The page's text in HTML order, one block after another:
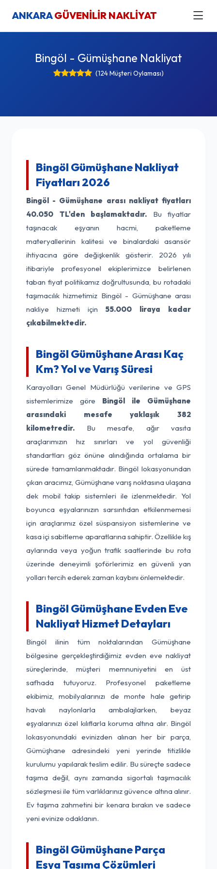
ANKARAGÜVENİLİR NAKLİYAT
Bingöl - Gümüşhane Nakliyat
(124 Müşteri Oylaması)
Bingöl Gümüşhane Nakliyat
Fiyatları 2026
Bingöl - Gümüşhane arası nakliyat fiyatları
40.050 TL'den başlamaktadır. Bu fiyatlar
taşınacak eşyanın hacmi, paketleme
materyallerinin kalitesi ve binalardaki asansör
ihtiyacına göre değişkenlik gösterir. 2026 yılı
itibariyle profesyonel ekiplerimizce belirlenen
taban fiyat politikamız doğrultusunda, bu rotadaki
taşımacılık hizmetimiz Bingöl - Gümüşhane arası
nakliye hizmeti için55.000 liraya kadar
çıkabilmektedir.
Bingöl Gümüşhane Arası Kaç
Km? Yol ve Varış Süresi
Karayolları Genel Müdürlüğü verilerine ve GPS
sistemlerimize göre Bingöl ile Gümüşhane
arasındaki mesafe yaklaşık 382
kilometredir. Bu mesafe, ağır vasıta
araçlarımızın hız sınırları ve yol güvenliği
standartları göz önüne alındığında ortalama bir
sürede tamamlanmaktadır. Bingöl lokasyonundan
çıkan aracımız, Gümüşhane varış noktasına ulaşana
dek mobil takip sistemleri ile izlenmektedir. Yol
boyunca eşyalarınızın sarsıntıdan etkilenmemesi
için araçlarımız özel süspansiyon sistemlerine ve
kasa içi sabitleme aparatlarına sahiptir. Özellikle kış
aylarında veya yoğun trafik saatlerinde bu rota
üzerinde deneyimli şoförlerimiz en güvenli yan
yolları tercih ederek zaman kaybını önlemektedir.
Bingöl Gümüşhane Evden Eve
Nakliyat Hizmet Detayları
Bingöl ilinin tüm noktalarından Gümüşhane
bölgesine gerçekleştirdiğimiz evden eve nakliyat
süreçlerinde, müşteri memnuniyetini en üst
safhada tutuyoruz. Profesyonel paketleme
ekibimiz, mobilyalarınızı de monte hale getirip
havalı naylonlarla ambalajlarken, beyaz
eşyalarınızı özel kılıflarla koruma altına alır. Bingöl
lokasyonundaki evinizden alınan her bir parça,
Gümüşhane adresindeki yeni yerinde titizlikle
kurulumu yapılarak teslim edilir. Bu süreçte sadece
taşıma değil, aynı zamanda sigortalı taşımacılık
sözleşmesi ile tüm varlıklarınız güvence altına alınır.
Ev taşıma zahmetini bir kenara bırakın ve sadece
yeni evinize odaklanın.
Bingöl Gümüşhane Parça
Eşya Taşıma Çözümleri